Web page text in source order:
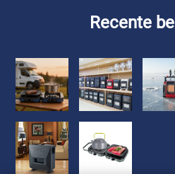
Recente